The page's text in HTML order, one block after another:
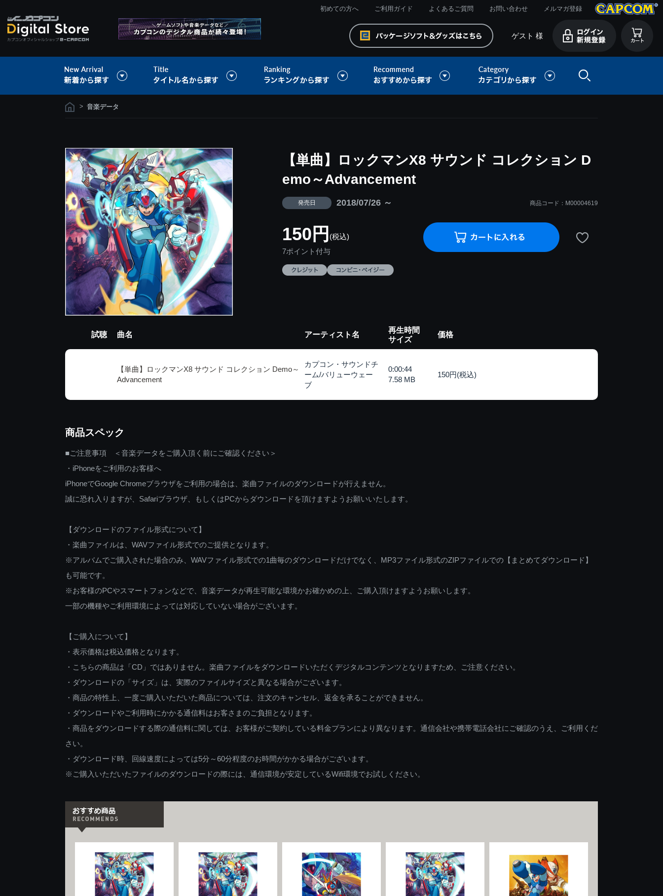
初めての方へ ご利用ガイド よくあるご質問 お問い合わせ メルマガ登録
ゲスト 様
> 音楽データ
【単曲】ロックマンX8 サウンド コレクション D
emo～Advancement
発売日 2018/07/26 ～ 商品コード：M00004619
150円 (税込)
7ポイント付与
試聴 曲名 アーティスト名
再生時間
サイズ
価格
【単曲】ロックマンX8 サウンド コレクション Demo～
Advancement
カプコン・サウンドチ
ーム/バリューウェー
ブ
0:00:44
7.58 MB
150円(税込)
商品スペック
■ご注意事項 ＜音楽データをご購入頂く前にご確認ください＞
・iPhoneをご利用のお客様へ
iPhoneでGoogle Chromeブラウザをご利用の場合は、楽曲ファイルのダウンロードが行えません。
誠に恐れ入りますが、Safariブラウザ、もしくはPCからダウンロードを頂けますようお願いいたします。
【ダウンロードのファイル形式について】
・楽曲ファイルは、WAVファイル形式でのご提供となります。
※アルバムでご購入された場合のみ、WAVファイル形式での1曲毎のダウンロードだけでなく、MP3ファイル形式のZIPファイルでの【まとめてダウンロード】
も可能です。
※お客様のPCやスマートフォンなどで、音楽データが再生可能な環境かお確かめの上、ご購入頂けますようお願いします。
一部の機種やご利用環境によっては対応していない場合がございます。
【ご購入について】
・表示価格は税込価格となります。
・こちらの商品は「CD」ではありません。楽曲ファイルをダウンロードいただくデジタルコンテンツとなりますため、ご注意ください。
・ダウンロードの「サイズ」は、実際のファイルサイズと異なる場合がございます。
・商品の特性上、一度ご購入いただいた商品については、注文のキャンセル、返金を承ることができません。
・ダウンロードやご利用時にかかる通信料はお客さまのご負担となります。
・商品をダウンロードする際の通信料に関しては、お客様がご契約している料金プランにより異なります。通信会社や携帯電話会社にご確認のうえ、ご利用くだ
さい。
・ダウンロード時、回線速度によっては5分～60分程度のお時間がかかる場合がございます。
※ご購入いただいたファイルのダウンロードの際には、通信環境が安定しているWifi環境でお試しください。